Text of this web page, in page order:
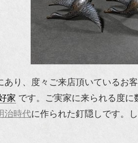
り、度々ご来店頂いているお
家 です。ご実家に来られる度に
治時代に作られた釘隠しです。